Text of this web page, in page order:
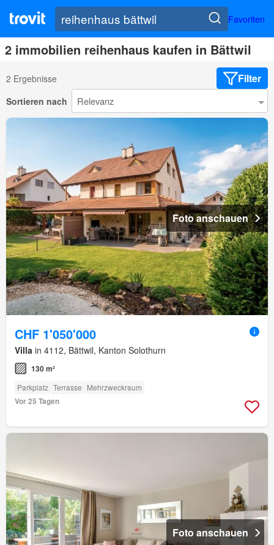
Favoriten
2 immobilien reihenhaus kaufen in Bättwil
2 Ergebnisse Filter
Sortieren nach
Foto anschauen
CHF 1'050'000
Villa in 4112, Bättwil, Kanton Solothurn
130 m²
Parkplatz Terrasse Mehrzweckraum
Vor 25 Tagen
Foto anschauen